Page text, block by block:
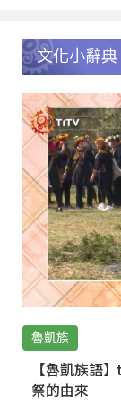
文化小辭典
魯凱族
【魯凱族語
祭的由來